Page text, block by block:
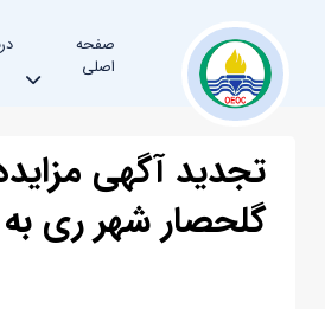
صفحه
اصلی
گلحصار شهر ری